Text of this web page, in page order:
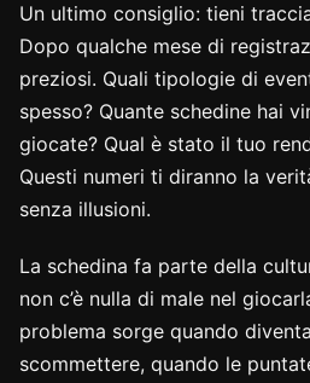
Un ultimo consiglio: tieni
Dopo qualche mese di
preziosi. Quali tipologie di
spesso? Quante schedine hai
giocate? Qual è stato il tuo
Questi numeri ti diranno la
senza illusioni.
La schedina fa parte della
non c’è nulla di male nel
problema sorge quando
scommettere, quando le